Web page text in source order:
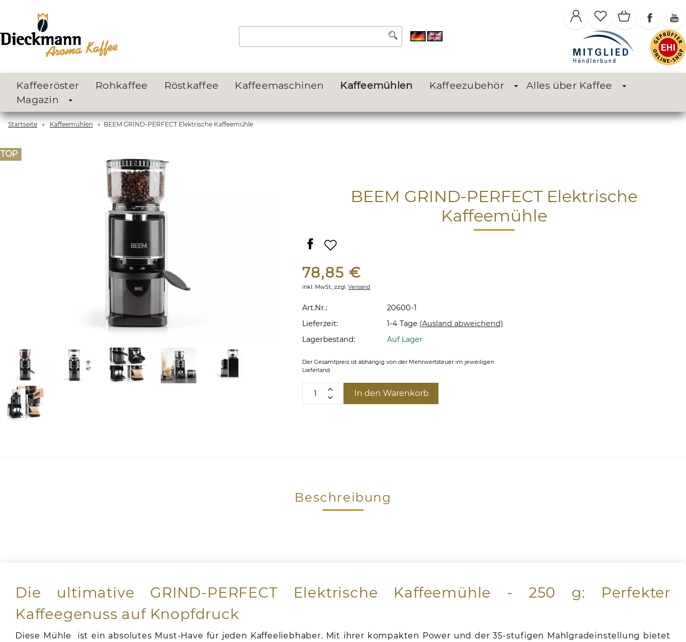
Kaffeeröster Rohkaffee Röstkaffee Kaffeemaschinen Kaffeemühlen Kaffeezubehör
Alles über Kaffee
Magazin
Startseite » Kaffeemühlen » BEEM GRIND-PERFECT Elektrische Kaffeemühle
TOP
BEEM GRIND-PERFECT Elektrische
Kaffeemühle
78,85 €
inkl. MwSt., zzgl. Versand
Art.Nr.:
20600-1
Lieferzeit:
1-4 Tage (Ausland abweichend)
Lagerbestand:
Auf Lager
Der Gesamtpreis ist abhängig von der Mehrwertsteuer im jeweiligen
Lieferland.
In den Warenkorb
Beschreibung
Die ultimative GRIND-PERFECT Elektrische Kaffeemühle - 250 g: Perfekter
Kaffeegenuss auf Knopfdruck
Diese Mühle ist ein absolutes Must-Have für jeden Kaffeeliebhaber. Mit ihrer kompakten Power und der 35-stufigen Mahlgradeinstellung bietet